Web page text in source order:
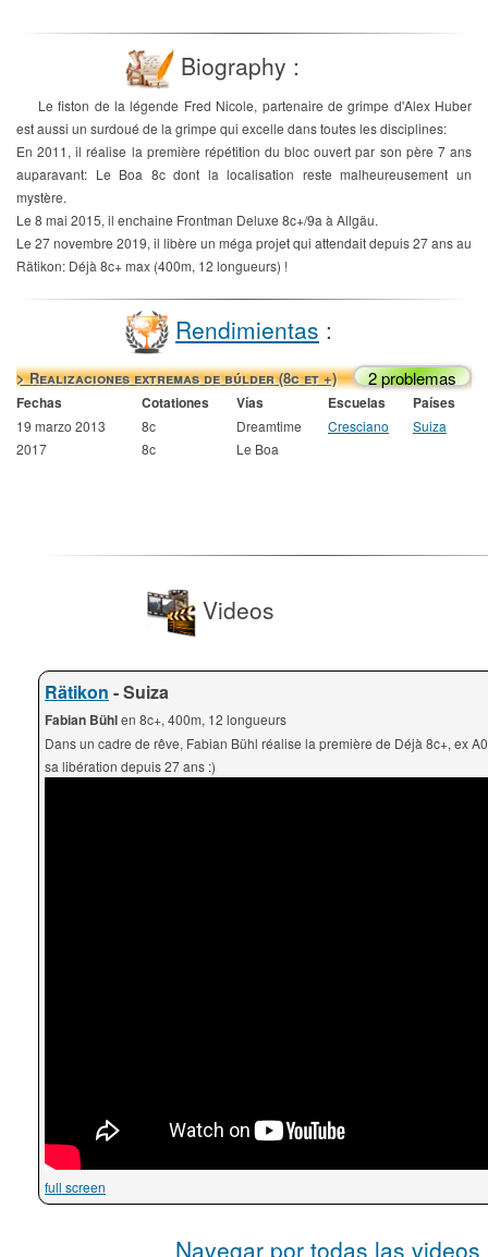
Biography :
Le fiston de la légende Fred Nicole, partenaire de grimpe d'Alex Huber
est aussi un surdoué de la grimpe qui excelle dans toutes les disciplines:
En 2011, il réalise la première répétition du bloc ouvert par son père 7 ans
auparavant: Le Boa 8c dont la localisation reste malheureusement un
mystère.
Le 8 mai 2015, il enchaine Frontman Deluxe 8c+/9a à Allgäu.
Le 27 novembre 2019, il libère un méga projet qui attendait depuis 27 ans au
Rätikon: Déjà 8c+ max (400m, 12 longueurs) !
Rendimientas :
> Realizaciones extremas de búlder (8c et +) 2 problemas
Fechas Cotationes Vías Escuelas Países
19 marzo 2013 8c Dreamtime Cresciano
Suiza
2017
8c Le Boa
Videos
Rätikon - Suiza
Fabian Bühlen 8c+, 400m, 12 longueurs
Dans un cadre de rêve, Fabian Bühl réalise la première de Déjà 8c+, ex
sa libération depuis 27 ans :)
full screen
Navegar por todas las videos